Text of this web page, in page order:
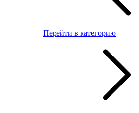
Перейти в категорию